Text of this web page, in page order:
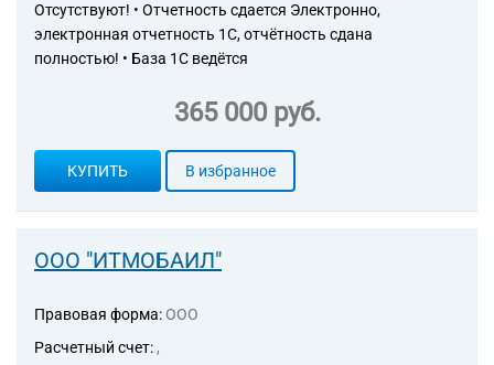
иной стоимости совокупности
вещей, составляющих
вида (движимое или
недвижимое, в том числе
74.90.23 Деятельность,
направленная на
установление рыночной или
Отсутствуют! • Отчетность сдается Электронно,
электронная отчетность 1С, отчётность сдана
полностью! • База 1С ведётся
365 000 руб.
КУПИТЬ В избранное
ООО "ИТМОБАИЛ"
Правовая форма: ООО
Расчетный счет: ,